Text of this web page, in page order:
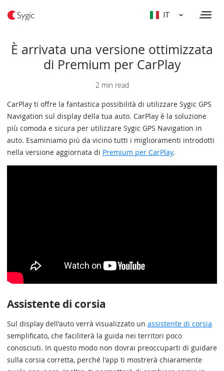
IT
È arrivata una versione ottimizzata
di Premium per CarPlay
2 min read
CarPlay ti offre la fantastica possibilità di utilizzare Sygic GPS
Navigation sul display della tua auto. CarPlay è la soluzione
più comoda e sicura per utilizzare Sygic GPS Navigation in
auto. Esaminiamo più da vicino tutti i miglioramenti introdotti
nella versione aggiornata di Premium per CarPlay.
Assistente di corsia
Sul display dell'auto verrà visualizzato un assistente di corsia
semplificato, che faciliterà la guida nei territori poco
conosciuti. In questo modo non dovrai preoccuparti di guidare
sulla corsia corretta, perché l'app ti mostrerà chiaramente